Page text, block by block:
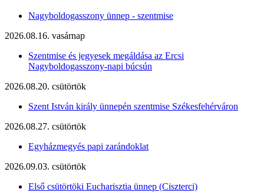
Nagyboldogasszony ünnep - szentmise
2026.08.16. vasárnap
Szentmise és jegyesek megáldása az Ercsi
Nagyboldogasszony-napi búcsún
2026.08.20. csütörtök
Szent István király ünnepén szentmise Székesfehérváron
2026.08.27. csütörtök
Egyházmegyés papi zarándoklat
2026.09.03. csütörtök
Első csütörtöki Eucharisztia ünnep (Ciszterci)